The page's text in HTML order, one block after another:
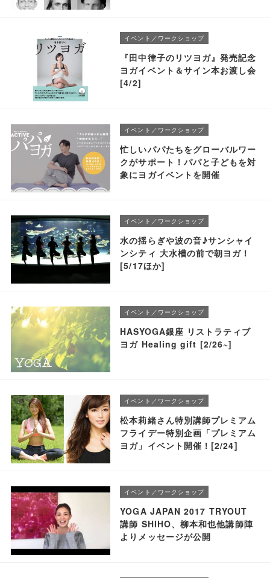
イベント／ワークショップ
『田中律子のリツヨガ』発売記念
ヨガイベント＆サイン本お渡し会
[4/2]
イベント／ワークショップ
忙しいパパたちをグローバルワー
クがサポート！パパと子どもを対
象にヨガイベントを開催
イベント／ワークショップ
水の揺らぎや波の音♪サンシャイ
ンシティ 大水槽の前で朝ヨガ！
[5/17ほか]
イベント／ワークショップ
HASYOGA銀座 リストラティブ
ヨガ Healing gift [2/26~]
イベント／ワークショップ
松本莉緒さん特別講師プレミアム
フライデー特別企画「プレミアム
ヨガ」イベント開催！[2/24]
イベント／ワークショップ
YOGA JAPAN 2017 TRYOUT
講師 SHIHO、柳本和也他講師陣
よりメッセージが公開